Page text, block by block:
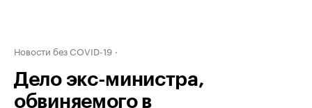
Новости без COVID-19
Дело экс-министра,
обвиняемого в